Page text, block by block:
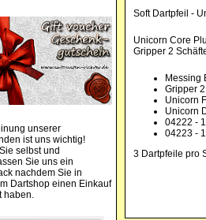
unserer
ist uns wichtig!
selbst und
Sie uns ein
nachdem Sie in
Dartshop einen Einkauf
haben.
Soft Dartpfeil -
Unicorn Core
Gripper 2
Messing
Gripper
Unicorn
Unicorn
04222 -
04223 -
3 Dartpfeile pro